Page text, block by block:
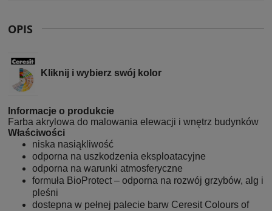
OPIS
Kliknij i wybierz swój kolor
Informacje o produkcie
Farba akrylowa do malowania elewacji i wnętrz budynków
Właściwości
niska nasiąkliwość
odporna na uszkodzenia eksploatacyjne
odporna na warunki atmosferyczne
formuła BioProtect – odporna na rozwój grzybów, alg i
pleśni
dostepna w pełnej palecie barw Ceresit Colours of